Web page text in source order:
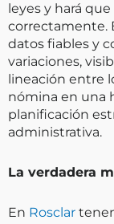
leyes y hará
correctamente.
datos fiables y
variaciones,
lineación entre
nómina en una
planificación
administrativa.
La verdadera
En Rosclar